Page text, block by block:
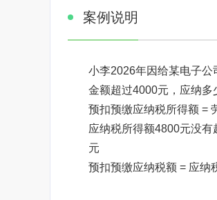
案例说明
小李2026年因给某电子
金额超过4000元，应纳多
预扣预缴应纳税所得额 =
应纳税所得额4800元没
元
预扣预缴应纳税额 = 应纳